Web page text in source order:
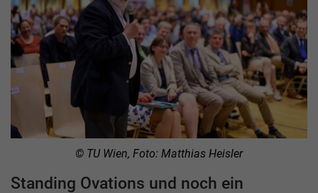
© TU Wien, Foto: Matthias Heisler
Standing Ovations und noch ein